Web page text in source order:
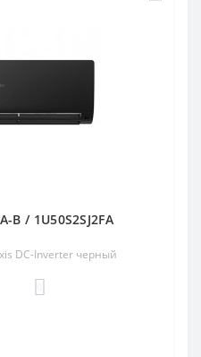
B / 1U50S2SJ2FA
DC-Inverter черный